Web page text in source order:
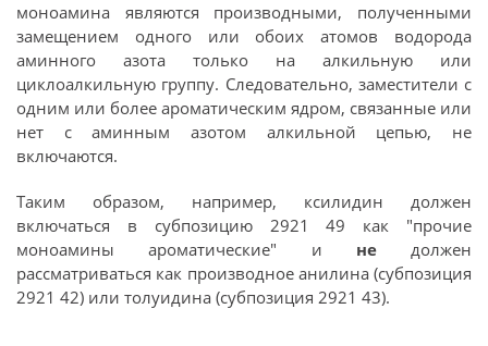
моноамина являются производными, полученными
замещением одного или обоих атомов водорода
аминного азота только на алкильную или
циклоалкильную группу. Следовательно, заместители с
одним или более ароматическим ядром, связанные или
нет с аминным азотом алкильной цепью, не
включаются.
Таким образом, например, ксилидин должен
включаться в субпозицию 2921 49 как "прочие
моноамины ароматические" и не должен
рассматриваться как производное анилина (субпозиция
2921 42) или толуидина (субпозиция 2921 43).